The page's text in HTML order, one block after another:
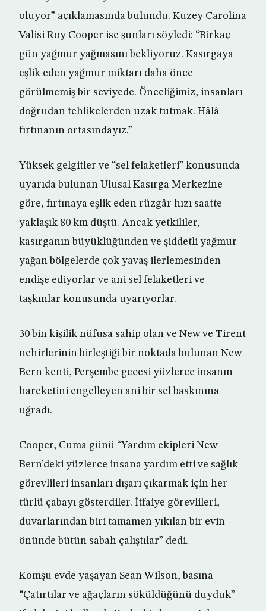
oluyor” açıklamasında bulundu. Kuzey Carolina
Valisi Roy Cooper ise şunları söyledi: “Birkaç
gün yağmur yağmasını bekliyoruz. Kasırgaya
eşlik eden yağmur miktarı daha önce
görülmemiş bir seviyede. Önceliğimiz, insanları
doğrudan tehlikelerden uzak tutmak. Hâlâ
fırtınanın ortasındayız.”
Yüksek gelgitler ve “sel felaketleri” konusunda
uyarıda bulunan Ulusal Kasırga Merkezine
göre, fırtınaya eşlik eden rüzgâr hızı saatte
yaklaşık 80 km düştü. Ancak yetkililer,
kasırganın büyüklüğünden ve şiddetli yağmur
yağan bölgelerde çok yavaş ilerlemesinden
endişe ediyorlar ve ani sel felaketleri ve
taşkınlar konusunda uyarıyorlar.
30 bin kişilik nüfusa sahip olan ve New ve Tirent
nehirlerinin birleştiği bir noktada bulunan New
Bern kenti, Perşembe gecesi yüzlerce insanın
hareketini engelleyen ani bir sel baskınına
uğradı.
Cooper, Cuma günü “Yardım ekipleri New
Bern’deki yüzlerce insana yardım etti ve sağlık
görevlileri insanları dışarı çıkarmak için her
türlü çabayı gösterdiler. İtfaiye görevlileri,
duvarlarından biri tamamen yıkılan bir evin
önünde bütün sabah çalıştılar” dedi.
Komşu evde yaşayan Sean Wilson, basına
“Çatırtılar ve ağaçların söküldüğünü duyduk”